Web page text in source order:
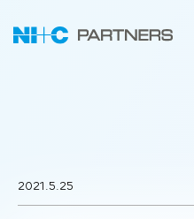
2021.5.25